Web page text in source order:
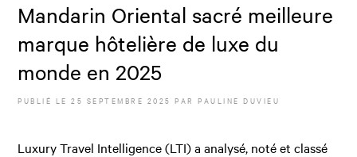
Mandarin Oriental sacré meilleure
marque hôtelière de luxe du
monde en 2025
PUBLIÉ LE25 SEPTEMBRE 2025 PARPAULINE DUVIEU
Luxury Travel Intelligence (LTI) a analysé, noté et classé